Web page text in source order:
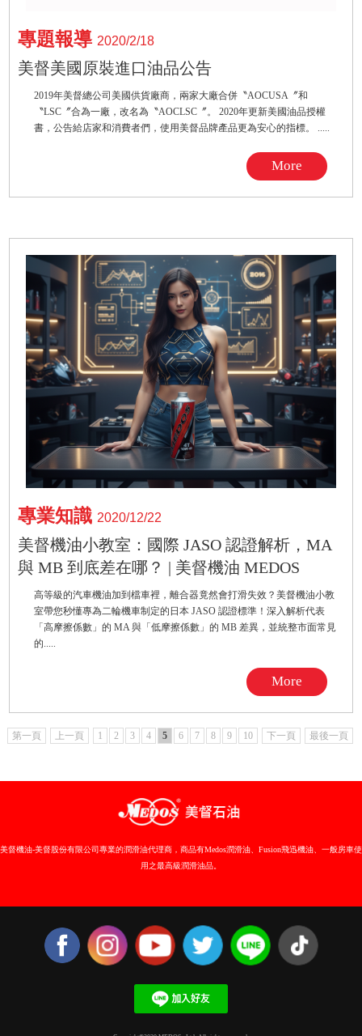
專題報導2020/2/18
美督美國原裝進口油品公告
2019年美督總公司美國供貨廠商，兩家大廠合併〝AOCUSA〞和
〝LSC〞合為一廠，改名為〝AOCLSC〞。 2020年更新美國油品授權
書，公告給店家和消費者們，使用美督品牌產品更為安心的指標。 .....
More
專業知識2020/12/22
美督機油小教室：國際 JASO 認證解析，MA
與 MB 到底差在哪？ | 美督機油 MEDOS
高等級的汽車機油加到檔車裡，離合器竟然會打滑失效？美督機油小教
室帶您秒懂專為二輪機車制定的日本 JASO 認證標準！深入解析代表
「高摩擦係數」的 MA 與「低摩擦係數」的 MB 差異，並統整市面常見
的.....
More
第一頁 上一頁 1 2 3 4 5 6 7 8 9 10 下一頁 最後一頁
美督機油-美督股份有限公司專業的潤滑油代理商，商品有Medos潤滑油、Fusion飛迅機油、一般房車使
用之最高級潤滑油品。